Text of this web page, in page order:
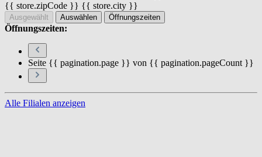
{{ store.zipCode }} {{ store.city }}
Ausgewählt Auswählen Öffnungszeiten
Öffnungszeiten:
Seite {{ pagination.page }} von {{ pagination.pageCount }}
Alle Filialen anzeigen